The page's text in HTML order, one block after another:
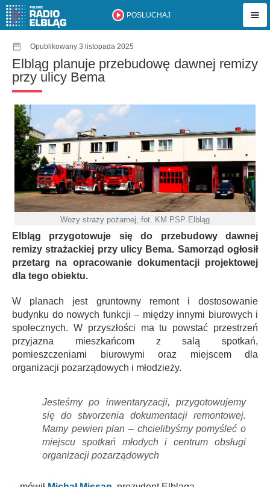
POSŁUCHAJ
Opublikowany 3 listopada 2025
Elbląg planuje przebudowę dawnej remizy
przy ulicy Bema
Wozy straży pożarnej, fot. KM PSP Elbląg
Elbląg przygotowuje się do przebudowy dawnej
remizy strażackiej przy ulicy Bema. Samorząd ogłosił
przetarg na opracowanie dokumentacji projektowej
dla tego obiektu.
W planach jest gruntowny remont i dostosowanie
budynku do nowych funkcji – między innymi biurowych i
społecznych. W przyszłości ma tu powstać przestrzeń
przyjazna mieszkańcom z salą spotkań,
pomieszczeniami biurowymi oraz miejscem dla
organizacji pozarządowych i młodzieży.
Jesteśmy po inwentaryzacji, przygotowujemy
się do stworzenia dokumentacji remontowej.
Mamy pewien plan – chcielibyśmy pomyśleć o
miejscu spotkań młodych i centrum obsługi
organizacji pozarządowych